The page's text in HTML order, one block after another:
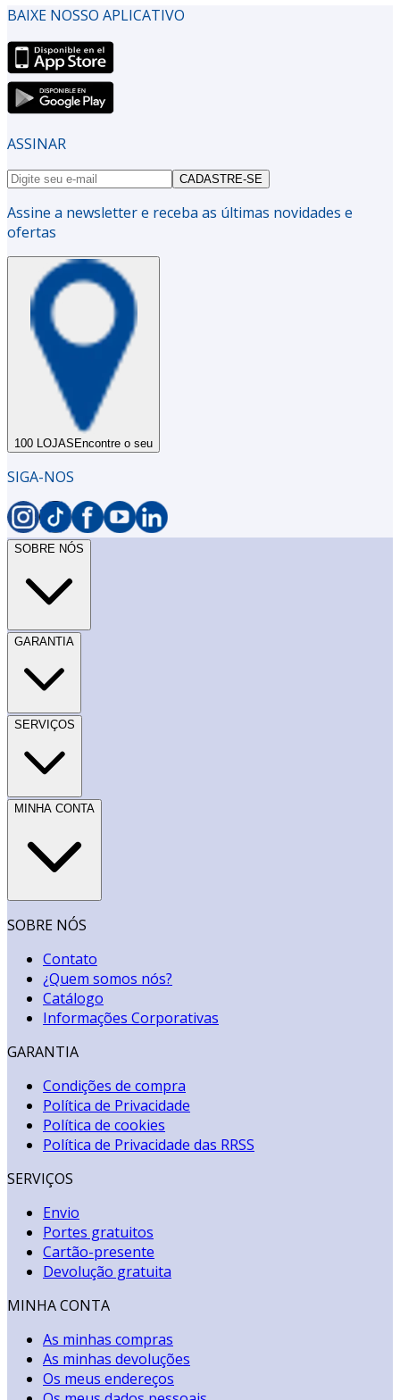
BAIXE NOSSO APLICATIVO
ASSINAR
CADASTRE-SE
Assine a newsletter e receba as últimas novidades e
ofertas
100 LOJAS Encontre o seu
SIGA-NOS
SOBRE NÓS
GARANTIA
SERVIÇOS
MINHA CONTA
SOBRE NÓS
Contato
¿Quem somos nós?
Catálogo
Informações Corporativas
GARANTIA
Condições de compra
Política de Privacidade
Política de cookies
Política de Privacidade das RRSS
SERVIÇOS
Envio
Portes gratuitos
Cartão-presente
Devolução gratuita
MINHA CONTA
As minhas compras
As minhas devoluções
Os meus endereços